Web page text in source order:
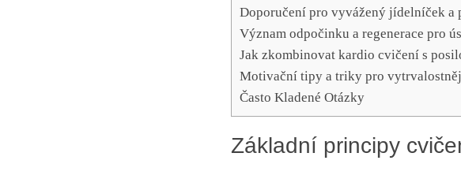
Doporučení pro vyvážený jídelníček a⁣
Význam odpočinku a regenerace pro
Jak zkombinovat ‍kardio cvičení s
Motivační tipy a​ triky pro
Často Kladené Otázky
Základní principy